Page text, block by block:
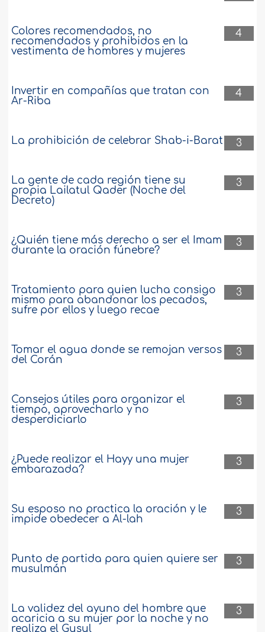
4
Colores recomendados, no
recomendados y prohibidos en la
vestimenta de hombres y mujeres
4
Invertir en compañías que tratan con
Ar-Riba
3
La prohibición de celebrar Shab-i-Barat
3
La gente de cada región tiene su
propia Lailatul Qader (Noche del
Decreto)
3
¿Quién tiene más derecho a ser el Imam
durante la oración fúnebre?
3
Tratamiento para quien lucha consigo
mismo para abandonar los pecados,
sufre por ellos y luego recae
3
Tomar el agua donde se remojan versos
del Corán
3
Consejos útiles para organizar el
tiempo, aprovecharlo y no
desperdiciarlo
3
¿Puede realizar el Hayy una mujer
embarazada?
3
Su esposo no practica la oración y le
impide obedecer a Al-lah
3
Punto de partida para quien quiere ser
musulmán
3
La validez del ayuno del hombre que
acaricia a su mujer por la noche y no
realiza el Gusul